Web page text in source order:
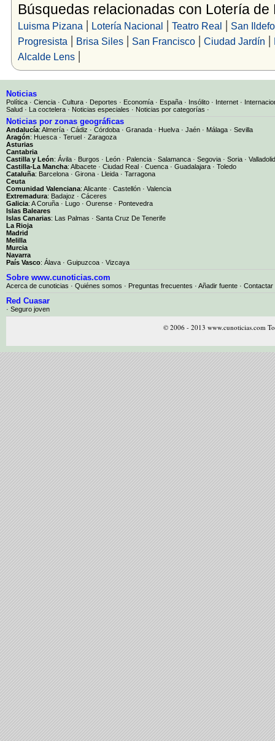
Búsquedas relacionadas con Lotería de
Luisma Pizana | Lotería Nacional | Teatro Real | San
Progresista | Brisa Siles| San Francisco| Ciudad Jardín |
Alcalde Lens|
Noticias
Política · Ciencia · Cultura · Deportes · Economía · España · Insólito · Internet ·
Salud · La coctelera · Noticias especiales · Noticias por categorías ·
Noticias por zonas geográficas
Andalucía: Almería · Cádiz · Córdoba · Granada · Huelva · Jaén · Málaga · Sevilla
Aragón: Huesca · Teruel · Zaragoza
Asturias
Cantabria
Castilla y León: Ávila · Burgos · León · Palencia · Salamanca · Segovia · Soria · Valladolid
Castilla-La Mancha: Albacete · Ciudad Real · Cuenca · Guadalajara · Toledo
Cataluña: Barcelona · Girona · Lleida · Tarragona
Ceuta
Comunidad Valenciana: Alicante · Castellón · Valencia
Extremadura: Badajoz · Cáceres
Galicia: A Coruña · Lugo · Ourense · Pontevedra
Islas Baleares
Islas Canarias: Las Palmas · Santa Cruz De Tenerife
La Rioja
Madrid
Melilla
Murcia
Navarra
País Vasco: Álava · Guipuzcoa · Vizcaya
Sobre www.cunoticias.com
Acerca de cunoticias · Quiénes somos · Preguntas frecuentes · Añadir fuente · Contactar
Red Cuasar
· Seguro joven
© 2006 - 2013 www.cunoticias.com